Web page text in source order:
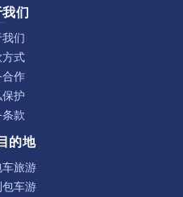
们
们
式
作
护
款
的地
旅游
车游